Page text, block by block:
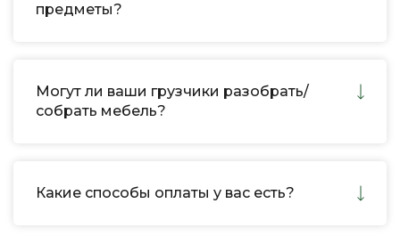
предметы?
Могут ли ваши грузчики разобрать/
собрать мебель?
Какие способы оплаты у вас есть?